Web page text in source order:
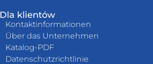
Dla klientów
Kontaktinformationen
Über das Unternehmen
Katalog-PDF
Datenschutzrichtlinie